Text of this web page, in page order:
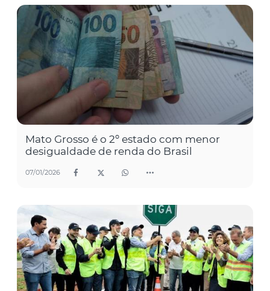
Mato Grosso é o 2º estado com menor
desigualdade de renda do Brasil
07/01/2026